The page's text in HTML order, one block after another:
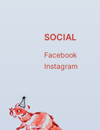
SOCIAL
Facebook
Instagram